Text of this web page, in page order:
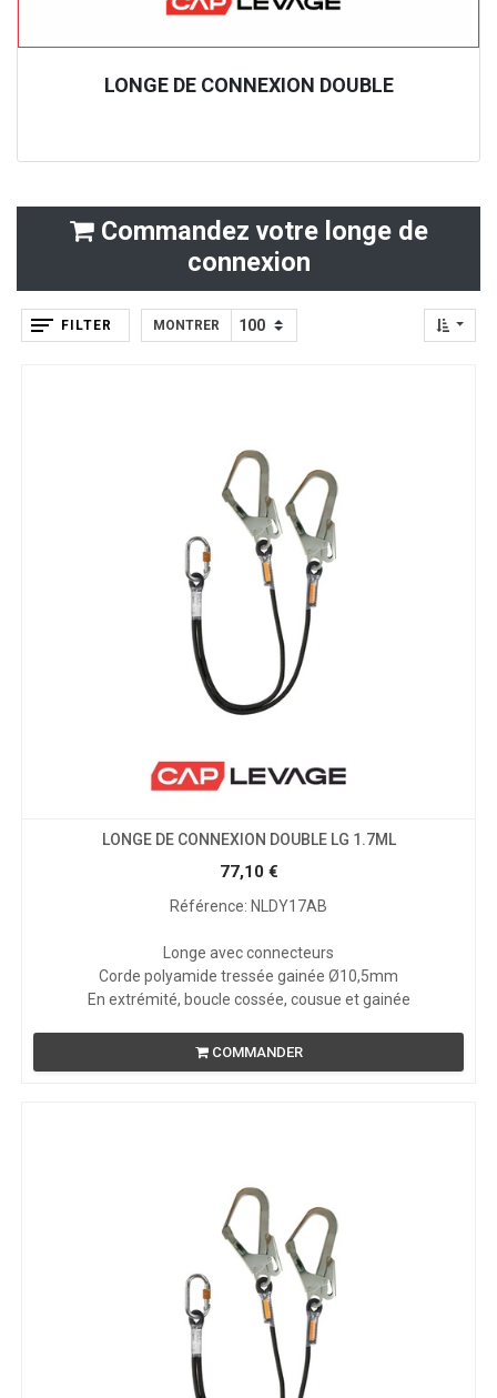
LONGE DE CONNEXION DOUBLE
Commandez votre longe de
connexion
FILTER MONTRER
LONGE DE CONNEXION DOUBLE LG 1.7ML
77,10€
Référence: NLDY17AB
Longe avec connecteurs
Corde polyamide tressée gainée Ø10,5mm
En extrémité, boucle cossée, cousue et gainée
COMMANDER